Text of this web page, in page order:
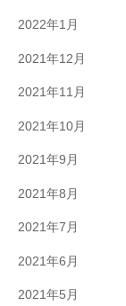
2022年1月
2021年12月
2021年11月
2021年10月
2021年9月
2021年8月
2021年7月
2021年6月
2021年5月